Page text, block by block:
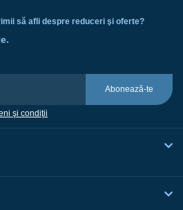
să afli despre reduceri şi oferte?
Abonează-te
şi condiţii